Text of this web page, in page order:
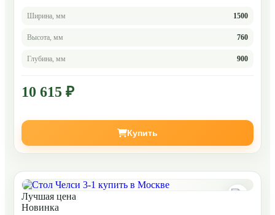
Ширина, мм 1500
Высота, мм 760
Глубина, мм 900
10 615 ₽
Купить
Лучшая цена
Новинка